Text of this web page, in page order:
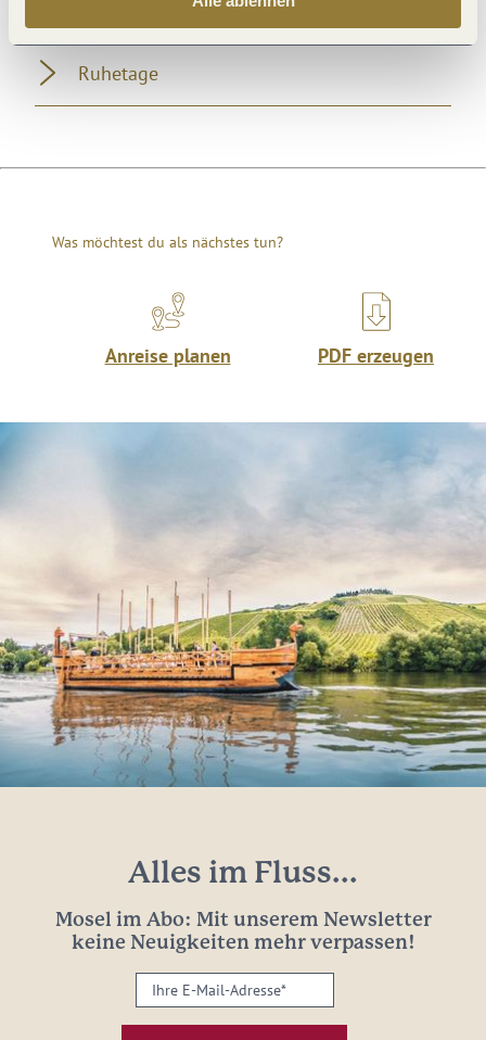
Öffnungszeiten
Ruhetage
Was möchtest du als nächstes tun?
Anreise planen PDF erzeugen
Alles im Fluss...
Mosel im Abo: Mit unserem Newsletter
keine Neuigkeiten mehr verpassen!
Ihre
E-
Mail-